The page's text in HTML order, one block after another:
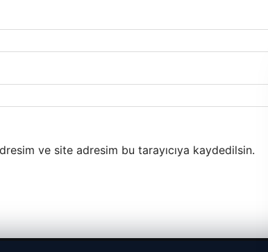
ve site adresim bu tarayıcıya kaydedilsin.